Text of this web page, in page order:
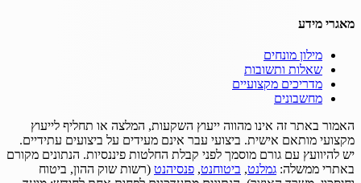
מאגרי מידע
מילון מונחים
שאלות ותשובות
מדריכים מקצועיים
מחשבונים
האמור באתר זה אינו מהווה ייעוץ השקעות, המלצה או תחליף לייעוץ
מקצועי מותאם אישית. ביצועי עבר אינם מעידים על ביצועים עתידיים.
יש להיוועץ עם גורם מוסמך לפני קבלת החלטות פיננסיות. הנתונים מקורם
באתרי ממשלה: גמלנט, ביטוחנט, פנסיהנט (רשות שוק ההון, ביטוח